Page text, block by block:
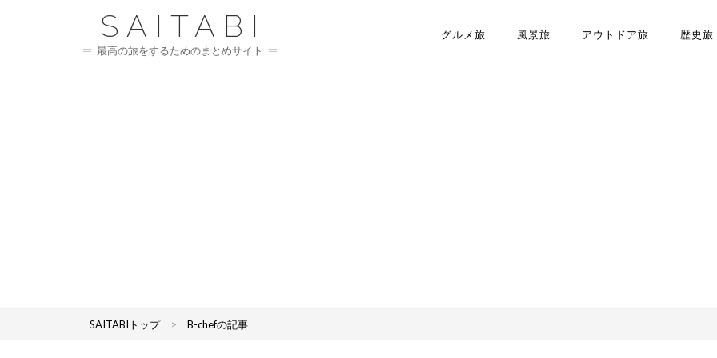
SAITABI
最高の旅をするためのまとめサイト
グルメ旅 風景旅 アウトドア旅 歴史旅
SAITABIトップ > B-chefの記事